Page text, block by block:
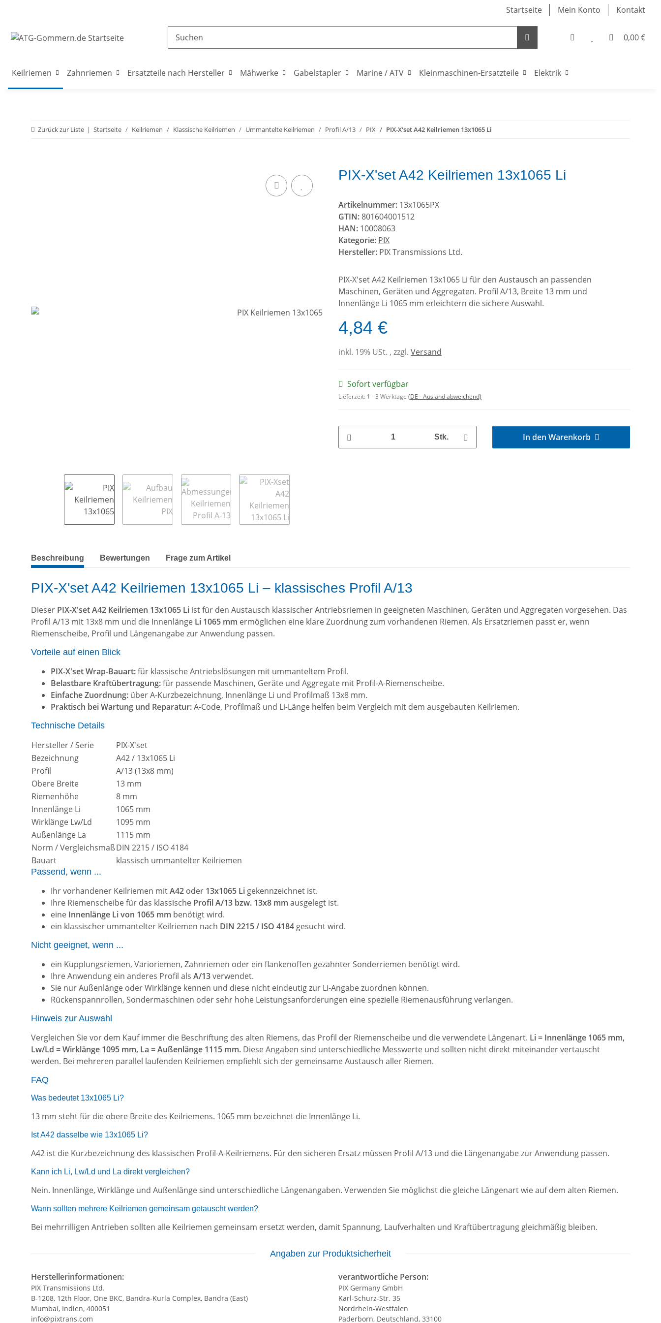
Startseite Mein Konto Kontakt
0,00 €
Keilriemen Zahnriemen Ersatzteile nach Hersteller Mähwerke Gabelstapler Marine / ATV Kleinmaschinen-Ersatzteile Elektrik
Zurück zur Liste Startseite Keilriemen Klassische Keilriemen Ummantelte Keilriemen Profil A/13 PIX PIX-X'set A42 Keilriemen 13x1065 Li
PIX-X'set A42 Keilriemen 13x1065 Li
Artikelnummer: 13x1065PX
GTIN:801604001512
HAN: 10008063
Kategorie: PIX
Hersteller: PIX Transmissions Ltd.
PIX-X'set A42 Keilriemen 13x1065 Li für den Austausch an passenden
Maschinen, Geräten und Aggregaten. Profil A/13, Breite 13 mm und
Innenlänge Li 1065 mm erleichtern die sichere Auswahl.
4,84 €
inkl. 19% USt. , zzgl. Versand
Sofort verfügbar
Lieferzeit: 1 - 3 Werktage (DE - Ausland abweichend)
Stk. In den Warenkorb
weitere Registerkarten anzeigen
Beschreibung Bewertungen Frage zum Artikel
PIX-X'set A42 Keilriemen 13x1065 Li – klassisches Profil A/13
Dieser PIX-X'set A42 Keilriemen 13x1065 Li ist für den Austausch klassischer Antriebsriemen in geeigneten Maschinen, Geräten und Aggregaten vorgesehen. Das
Profil A/13 mit 13x8 mm und die Innenlänge Li 1065 mm ermöglichen eine klare Zuordnung zum vorhandenen Riemen. Als Ersatzriemen passt er, wenn
Riemenscheibe, Profil und Längenangabe zur Anwendung passen.
Vorteile auf einen Blick
PIX-X'set Wrap-Bauart:für klassische Antriebslösungen mit ummanteltem Profil.
Belastbare Kraftübertragung:für passende Maschinen, Geräte und Aggregate mit Profil-A-Riemenscheibe.
Einfache Zuordnung: über A-Kurzbezeichnung, Innenlänge Li und Profilmaß 13x8 mm.
Praktisch bei Wartung und Reparatur:A-Code, Profilmaß und Li-Länge helfen beim Vergleich mit dem ausgebauten Keilriemen.
Technische Details
Hersteller / Serie
PIX-X'set
Bezeichnung
A42 / 13x1065 Li
Profil
A/13 (13x8 mm)
Obere Breite
13 mm
Riemenhöhe
8 mm
Innenlänge Li
1065 mm
Wirklänge Lw/Ld
1095 mm
Außenlänge La
1115 mm
Norm / VergleichsmaßDIN 2215 / ISO 4184
Bauart
klassisch ummantelter Keilriemen
Passend, wenn ...
Ihr vorhandener Keilriemen mitA42 oder 13x1065 Li gekennzeichnet ist.
Ihre Riemenscheibe für das klassische Profil A/13 bzw. 13x8 mm ausgelegt ist.
eine Innenlänge Li von 1065 mm benötigt wird.
ein klassischer ummantelter Keilriemen nach DIN 2215 / ISO 4184 gesucht wird.
Nicht geeignet, wenn ...
ein Kupplungsriemen, Varioriemen, Zahnriemen oder ein flankenoffen gezahnter Sonderriemen benötigt wird.
Ihre Anwendung ein anderes Profil als A/13verwendet.
Sie nur Außenlänge oder Wirklänge kennen und diese nicht eindeutig zur Li-Angabe zuordnen können.
Rückenspannrollen, Sondermaschinen oder sehr hohe Leistungsanforderungen eine spezielle Riemenausführung verlangen.
Hinweis zur Auswahl
Vergleichen Sie vor dem Kauf immer die Beschriftung des alten Riemens, das Profil der Riemenscheibe und die verwendete Längenart. Li = Innenlänge 1065 mm,
Lw/Ld = Wirklänge 1095 mm, La = Außenlänge 1115 mm. Diese Angaben sind unterschiedliche Messwerte und sollten nicht direkt miteinander vertauscht
werden. Bei mehreren parallel laufenden Keilriemen empfiehlt sich der gemeinsame Austausch aller Riemen.
FAQ
Was bedeutet 13x1065 Li?
13 mm steht für die obere Breite des Keilriemens. 1065 mm bezeichnet die Innenlänge Li.
Ist A42 dasselbe wie 13x1065 Li?
A42 ist die Kurzbezeichnung des klassischen Profil-A-Keilriemens. Für den sicheren Ersatz müssen Profil A/13 und die Längenangabe zur Anwendung passen.
Kann ich Li, Lw/Ld und La direkt vergleichen?
Nein. Innenlänge, Wirklänge und Außenlänge sind unterschiedliche Längenangaben. Verwenden Sie möglichst die gleiche Längenart wie auf dem alten Riemen.
Wann sollten mehrere Keilriemen gemeinsam getauscht werden?
Bei mehrrilligen Antrieben sollten alle Keilriemen gemeinsam ersetzt werden, damit Spannung, Laufverhalten und Kraftübertragung gleichmäßig bleiben.
Angaben zur Produktsicherheit
Herstellerinformationen:
PIX Transmissions Ltd.
B-1208, 12th Floor, One BKC, Bandra-Kurla Complex, Bandra (East)
Mumbai, Indien, 400051
info@pixtrans.com
verantwortliche Person:
PIX Germany GmbH
Karl-Schurz-Str. 35
Nordrhein-Westfalen
Paderborn, Deutschland, 33100